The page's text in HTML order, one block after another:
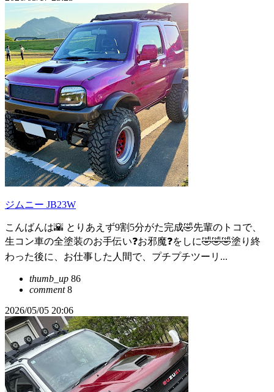
ジムニー JB23W
こんばんは🌇 とりあえず9割5分がた完成🤣先輩のトコで、
生コン車の全塗装のお手伝い❓お邪魔❓をしに🤣🤣🤣塗り終
わった後に、お仕事した人間で、プチプチツーリ...
thumb_up 86
comment8
2026/05/05 20:06